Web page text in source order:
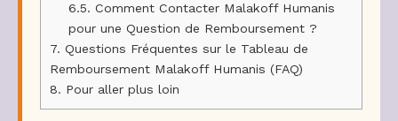
6.5. Comment Contacter Malakoff Humanis
pour une Question de Remboursement ?
7. Questions Fréquentes sur le Tableau de
Remboursement Malakoff Humanis (FAQ)
8. Pour aller plus loin